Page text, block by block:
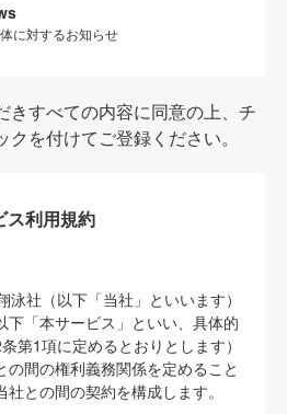
に対するお知らせ
きすべての内容に同意の上、チ
を付けてご登録ください。
ス利用規約
社（以下「当社」といいます）
下「本サービス」といい、具体的
第1項に定めるとおりとします）
の間の権利義務関係を定めること
との間の契約を構成します。